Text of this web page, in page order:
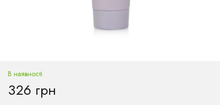
В наявності
326 грн